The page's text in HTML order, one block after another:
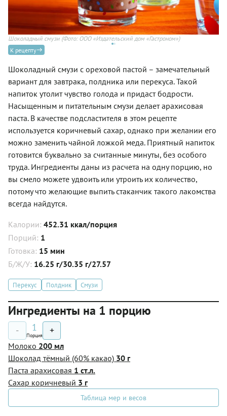
Шоколадный смузи (Фото: ООО «Издательский дом «Гастроном»)
К рецепту
Шоколадный смузи с ореховой пастой – замечательный
вариант для завтрака, полдника или перекуса. Такой
напиток утолит чувство голода и придаст бодрости.
Насыщенным и питательным смузи делает арахисовая
паста. В качестве подсластителя в этом рецепте
используется коричневый сахар, однако при желании его
можно заменить чайной ложкой меда. Приятный напиток
готовится буквально за считанные минуты, без особого
труда. Ингредиенты даны из расчета на одну порцию, но
вы смело можете удвоить или утроить их количество,
потому что желающие выпить стаканчик такого лакомства
всегда найдутся.
Калории: 452.31 ккал/порция
Порций: 1
Готовка: 15 мин
Б/Ж/У: 16.25 г/30.35 г/27.57
Перекус Полдник Смузи
Ингредиенты на 1 порцию
- 1
Порция +
Молоко 200 мл
Шоколад тёмный (60% какао) 30 г
Паста арахисовая 1 ст.л.
Сахар коричневый 3 г
Таблица мер и весов